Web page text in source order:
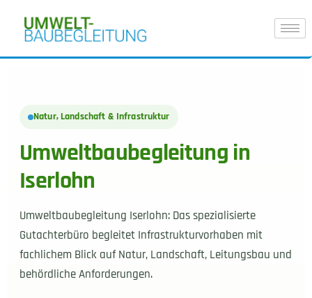
Natur, Landschaft & Infrastruktur
Umweltbaubegleitung in
Iserlohn
Umweltbaubegleitung Iserlohn: Das spezialisierte
Gutachterbüro begleitet Infrastrukturvorhaben mit
fachlichem Blick auf Natur, Landschaft, Leitungsbau und
behördliche Anforderungen.